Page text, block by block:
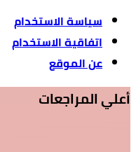
سياسة الاستخدام
اتفاقية الاستخدام
عن الموقع
أعلي المراجعات